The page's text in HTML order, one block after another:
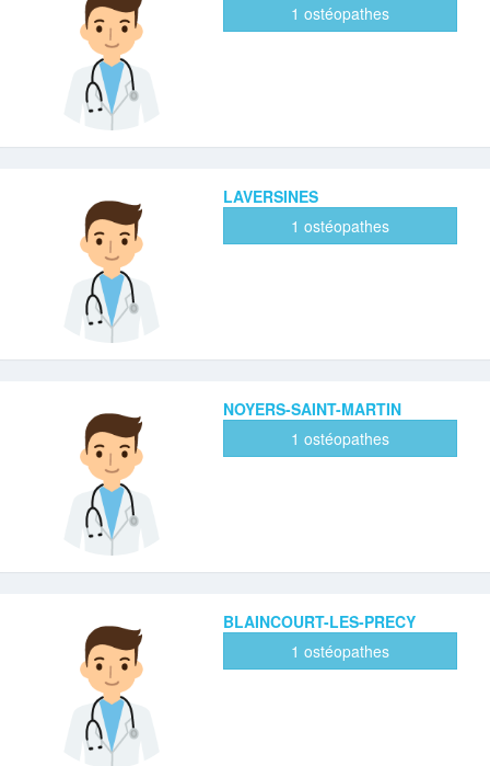
1 ostéopathes
LAVERSINES
1 ostéopathes
NOYERS-SAINT-MARTIN
1 ostéopathes
BLAINCOURT-LES-PRECY
1 ostéopathes